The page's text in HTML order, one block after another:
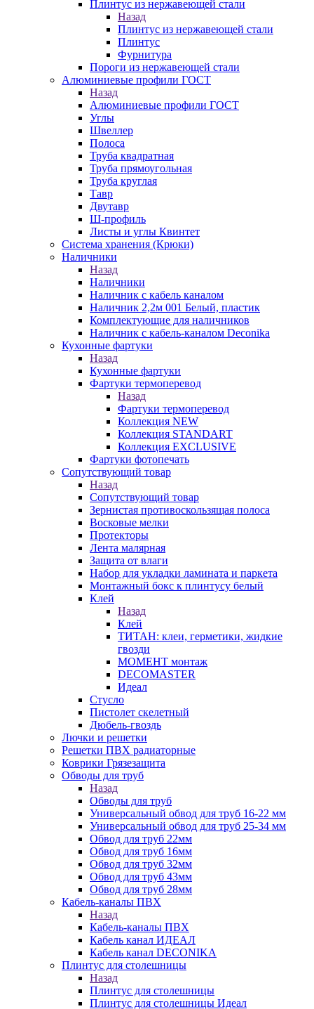
Плинтус из нержавеющей стали
Назад
Плинтус из нержавеющей стали
Плинтус
Фурнитура
Пороги из нержавеющей стали
Алюминиевые профили ГОСТ
Назад
Алюминиевые профили ГОСТ
Углы
Швеллер
Полоса
Труба квадратная
Труба прямоугольная
Труба круглая
Тавр
Двутавр
Ш-профиль
Листы и углы Квинтет
Система хранения (Крюки)
Наличники
Назад
Наличники
Наличник с кабель каналом
Наличник 2,2м 001 Белый, пластик
Комплектующие для наличников
Наличник с кабель-каналом Deconika
Кухонные фартуки
Назад
Кухонные фартуки
Фартуки термоперевод
Назад
Фартуки термоперевод
Коллекция NEW
Коллекция STANDART
Коллекция EXCLUSIVE
Фартуки фотопечать
Сопутствующий товар
Назад
Сопутствующий товар
Зернистая противоскользящая полоса
Восковые мелки
Протекторы
Лента малярная
Защита от влаги
Набор для укладки ламината и паркета
Монтажный бокс к плинтусу белый
Клей
Назад
Клей
ТИТАН: клеи, герметики, жидкие
гвозди
МОМЕНТ монтаж
DECOMASTER
Идеал
Стусло
Пистолет скелетный
Дюбель-гвоздь
Лючки и решетки
Решетки ПВХ радиаторные
Коврики Грязезащита
Обводы для труб
Назад
Обводы для труб
Универсальный обвод для труб 16-22 мм
Универсальный обвод для труб 25-34 мм
Обвод для труб 22мм
Обвод для труб 16мм
Обвод для труб 32мм
Обвод для труб 43мм
Обвод для труб 28мм
Кабель-каналы ПВХ
Назад
Кабель-каналы ПВХ
Кабель канал ИДЕАЛ
Кабель канал DECONIKA
Плинтус для столешницы
Назад
Плинтус для столешницы
Плинтус для столешницы Идеал